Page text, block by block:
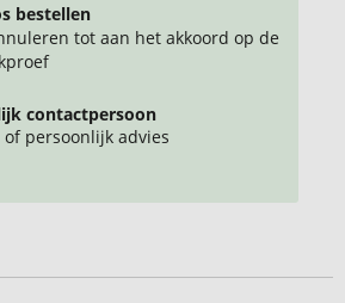
bestellen
tot aan het akkoord op de
contactpersoon
of persoonlijk advies